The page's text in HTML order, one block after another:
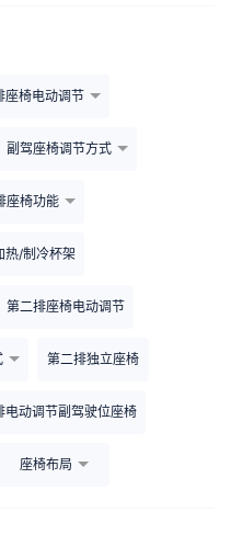
座椅电动调节
副驾座椅调节方式
座椅功能
热/制冷杯架
第二排座椅电动调节
第二排独立座椅
电动调节副驾驶位座椅
座椅布局